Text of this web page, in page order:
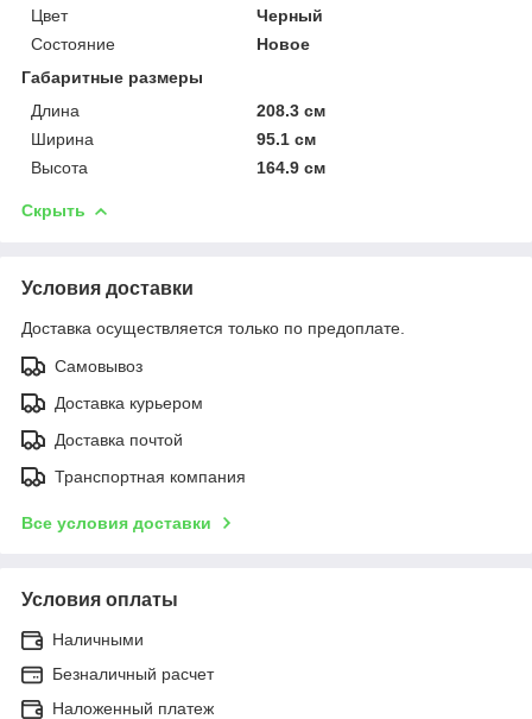
Цвет
Черный
Состояние
Новое
Габаритные размеры
Длина
208.3 см
Ширина
95.1 см
Высота
164.9 см
Скрыть
Условия доставки
Доставка осуществляется только по предоплате.
Самовывоз
Доставка курьером
Доставка почтой
Транспортная компания
Все условия доставки
Условия оплаты
Наличными
Безналичный расчет
Наложенный платеж